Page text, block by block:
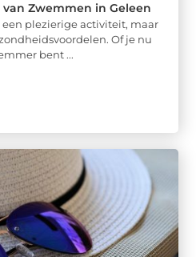
Zwemmen in Geleen
plezierige activiteit, maar
Of je nu
bent ...